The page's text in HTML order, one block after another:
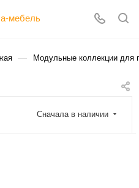
— Модульные коллекции для
Сначала в наличии